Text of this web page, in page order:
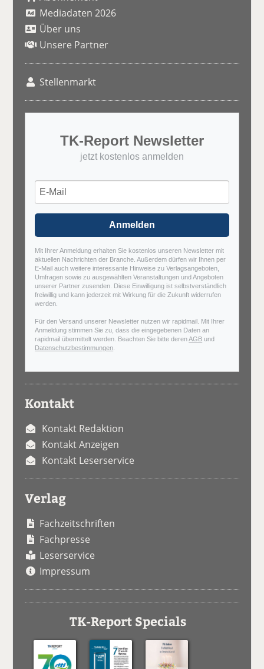
Mediadaten 2026
Über uns
Unsere Partner
Stellenmarkt
TK-Report Newsletter
jetzt kostenlos anmelden
Anmelden
Mit Ihrer Anmeldung erhalten Sie kostenlos unseren Newsletter mit
aktuellen Nachrichten der Branche. Außerdem dürfen wir Ihnen per
E-Mail auch weitere interessante Hinweise zu Verlagsangeboten,
Umfragen sowie zu ausgewählten Veranstaltungen und Angeboten
unserer Partner zusenden. Diese Einwilligung ist selbstverständlich
freiwillig und kann jederzeit mit Wirkung für die Zukunft widerrufen
werden.
Für den Versand unserer Newsletter nutzen wir rapidmail. Mit Ihrer
Anmeldung stimmen Sie zu, dass die eingegebenen Daten an
rapidmail übermittelt werden. Beachten Sie bitte derenAGB und
Datenschutzbestimmungen
Kontakt
Kontakt Redaktion
Kontakt Anzeigen
Kontakt Leserservice
Verlag
Fachzeitschriften
Fachpresse
Leserservice
Impressum
TK-Report Specials